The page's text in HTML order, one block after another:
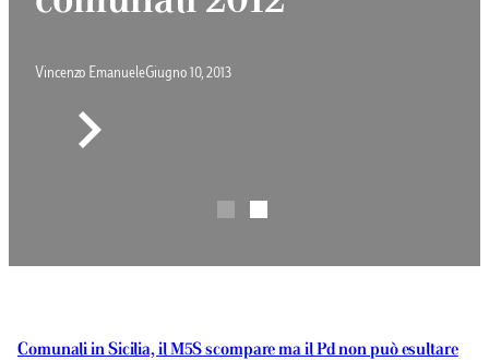
Vincenzo EmanueleGiugno 10, 2013
Comunali in Sicilia, il M5S scompare ma il Pd non può esultare